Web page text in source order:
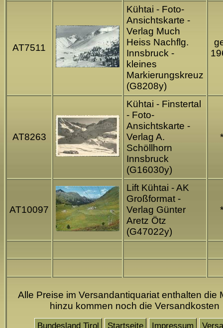
AT7511
Kühtai - Foto-
Ansichtskarte -
Verlag Much
Heiss Nachflg.
Innsbruck -
kleines
Markierungskreuz
(G8208y)
AT8263
Kühtai - Finstertal
- Foto-
Ansichtskarte -
Verlag A.
Schöllhorn
Innsbruck
(G16030y)
*
AT10097
Lift Kühtai - AK
Großformat -
Verlag Günter
Aretz Ötz
(G47022y)
*
Alle Preise im Versandantiquariat enthalten die
hinzu kommen noch die Versandkosten
Bundesland Tirol Startseite Impressum